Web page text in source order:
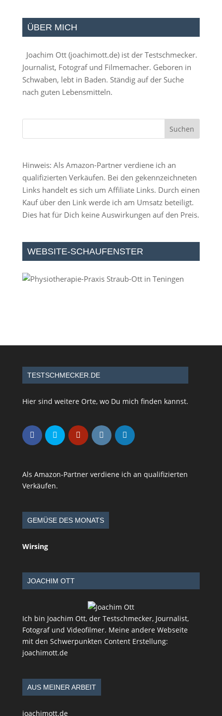
ÜBER MICH
Joachim Ott (joachimott.de) ist der Testschmecker.
Journalist, Fotograf und Filmemacher. Geboren in
Schwaben, lebt in Baden. Ständig auf der Suche
nach guten Lebensmitteln.
Hinweis: Als Amazon-Partner verdiene ich an
qualifizierten Verkäufen. Bei den gekennzeichneten
Links handelt es sich um Affiliate Links. Durch einen
Kauf über den Link werde ich am Umsatz beteiligt.
Dies hat für Dich keine Auswirkungen auf den Preis.
WEBSITE-SCHAUFENSTER
TESTSCHMECKER.DE
Hier sind weitere Orte, wo Du mich finden kannst.
Als Amazon-Partner verdiene ich an qualifizierten
Verkäufen.
GEMÜSE DES MONATS
Wirsing
JOACHIM OTT
Ich bin Joachim Ott, der Testschmecker, Journalist,
Fotograf und Videofilmer. Meine andere Webseite
mit den Schwerpunkten Content Erstellung:
joachimott.de
AUS MEINER ARBEIT
joachimott.de